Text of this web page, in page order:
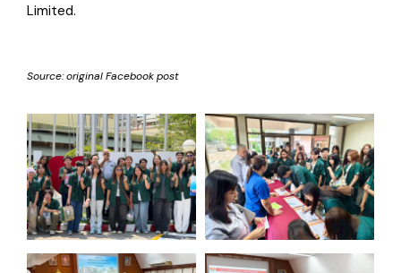
Limited.
Source:original Facebook post